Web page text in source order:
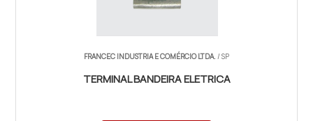
FRANCEC INDUSTRIA E COMÉRCIO LTDA. / SP
TERMINAL BANDEIRA ELETRICA